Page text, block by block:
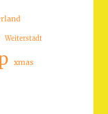
Weiterstadt
xmas